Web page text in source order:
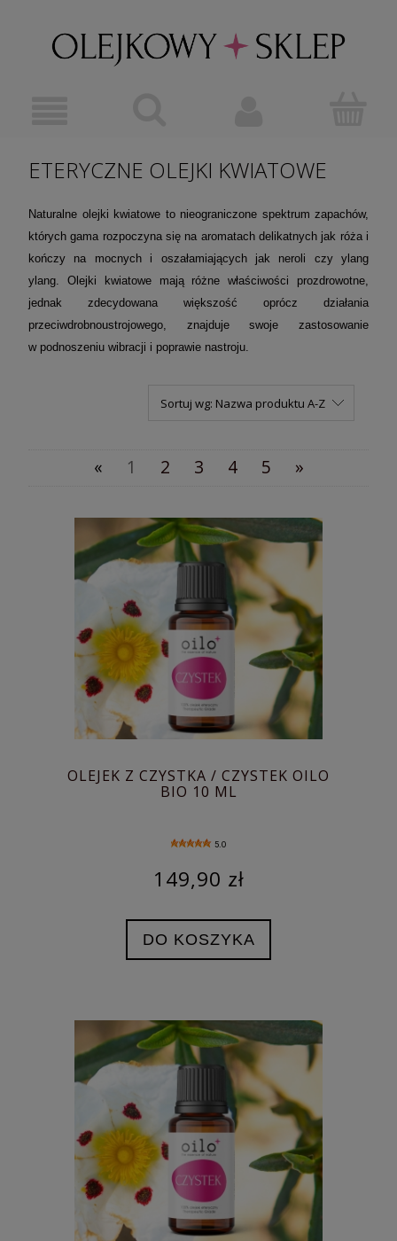
ETERYCZNE OLEJKI KWIATOWE
Naturalne olejki kwiatowe to nieograniczone spektrum zapachów,
których gama rozpoczyna się na aromatach delikatnych jak róża i
kończy na mocnych i oszałamiających jak neroli czy ylang
ylang. Olejki kwiatowe mają różne właściwości prozdrowotne,
jednak zdecydowana większość oprócz działania
przeciwdrobnoustrojowego, znajduje swoje zastosowanie
w podnoszeniu wibracji i poprawie nastroju.
Sortuj wg: Nazwa produktu A-Z
« 1 2 3 4 5 »
OLEJEK Z CZYSTKA / CZYSTEK OILO
BIO 10 ML
5.0
149,90 zł
DO KOSZYKA